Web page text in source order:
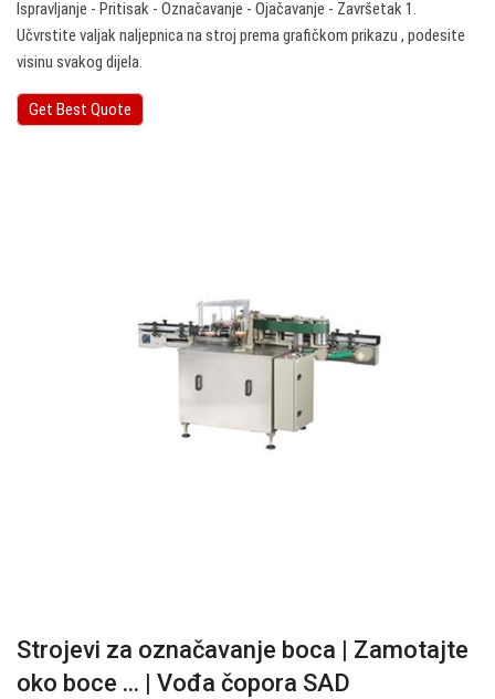
Ispravljanje - Pritisak - Označavanje - Ojačavanje - Završetak 1.
Učvrstite valjak naljepnica na stroj prema grafičkom prikazu , podesite
visinu svakog dijela.
Get Best Quote
Strojevi za označavanje boca | Zamotajte
oko boce ... | Vođa čopora SAD